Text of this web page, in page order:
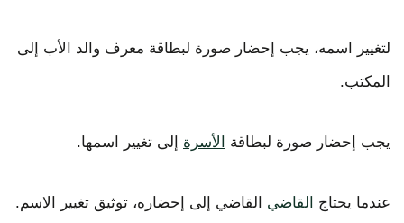
لتغيير اسمه، يجب إحضار صورة لبطاقة معرف والد الأب إلى
المكتب.
يجب إحضار صورة لبطاقة الأسرة إلى تغيير اسمها.
عندما يحتاج القاضي القاضي إلى إحضاره، توثيق تغيير الاسم.